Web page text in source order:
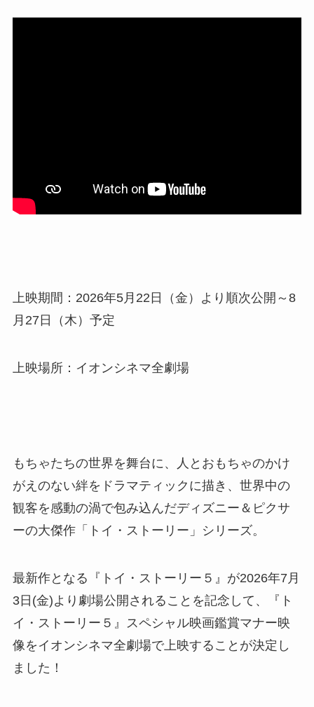
上映期間：2026年5月22日（金）より順次公開～8
月27日（木）予定
上映場所：イオンシネマ全劇場
もちゃたちの世界を舞台に、人とおもちゃのかけ
がえのない絆をドラマティックに描き、世界中の
観客を感動の渦で包み込んだディズニー＆ピクサ
ーの大傑作「トイ・ストーリー」シリーズ。
最新作となる『トイ・ストーリー５』が2026年7月
3日(金)より劇場公開されることを記念して、『ト
イ・ストーリー５』スペシャル映画鑑賞マナー映
像をイオンシネマ全劇場で上映することが決定し
ました！